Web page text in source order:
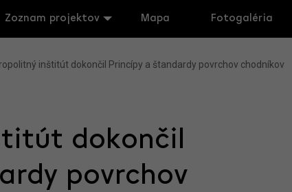
Zoznam projektov Mapa Fotogaléria
inštitút dokončil Princípy a štandardy povrchov chodníkov
dokončil
povrchov